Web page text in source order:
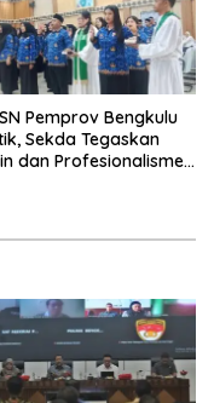
Pemprov Bengkulu
Sekda Tegaskan
dan Profesionalisme